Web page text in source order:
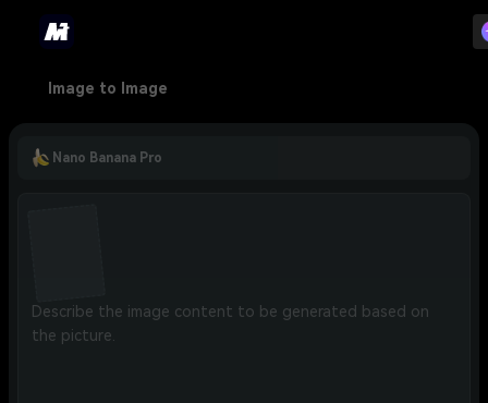
Image to Image
Nano Banana Pro